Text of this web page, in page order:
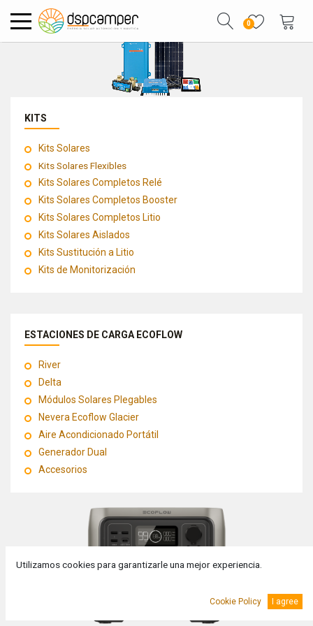
0
KITS
Kits Solares
Kits Solares Flexibles
Kits Solares Completos Relé
Kits Solares Completos Booster
Kits Solares Completos Litio
Kits Solares Aislados
Kits Sustitución a Litio
Kits de Monitorización
ESTACIONES DE CARGA ECOFLOW
River
Delta
Módulos Solares Plegables
Nevera Ecoflow Glacier
Aire Acondicionado Portátil
Generador Dual
Accesorios
Utilizamos cookies para garantizarle una mejor experiencia.
Cookie Policy I agree